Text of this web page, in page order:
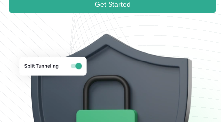
Get Started